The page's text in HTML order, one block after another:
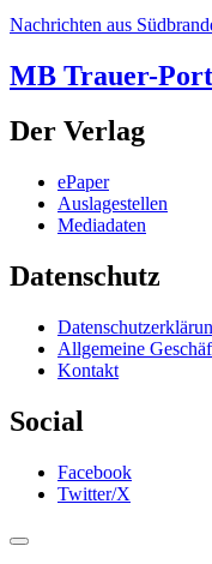
Nachrichten aus
MB Trauer-
Der Verlag
ePaper
Auslagestellen
Mediadaten
Datenschutz
Allgemeine
Kontakt
Social
Facebook
Twitter/X